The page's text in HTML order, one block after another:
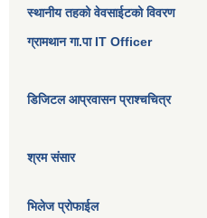
स्थानीय तहको वेवसाईटको विवरण
ग्रामथान गा.पा IT Officer
डिजिटल आप्रवासन प्राश्चचित्र
श्रम संसार
भिलेज प्रोफाईल